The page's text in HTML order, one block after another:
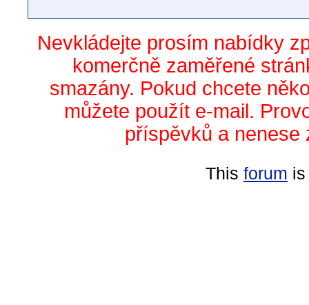
Nevkládejte prosím nabídky
komerčně zaměřené
smazány. Pokud chcete
můžete použít e-mail.
příspěvků a nenese
This forum